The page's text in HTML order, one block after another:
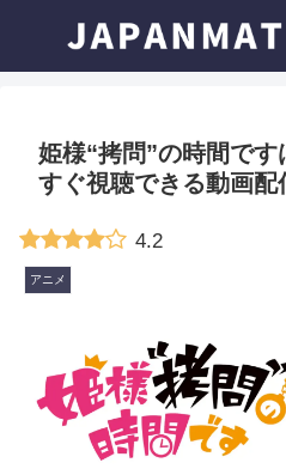
姫様“拷問”の時間で
すぐ視聴できる動画配
4.2
アニメ